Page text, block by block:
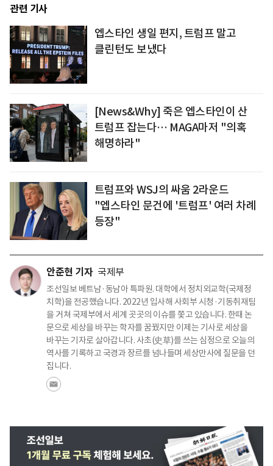
관련 기사
엡스타인 생일 편지, 트럼프 말고
클린턴도 보냈다
[News&Why] 죽은 엡스타인이 산
트럼프 잡는다… MAGA마저 "의혹
해명하라"
트럼프와 WSJ의 싸움 2라운드
"엡스타인 문건에 '트럼프' 여러 차례
등장"
안준현 기자 국제부
조선일보 베트남·동남아 특파원. 대학에서 정치외교학(국제정
치학)을 전공했습니다. 2022년 입사해 사회부 시청·기동취재팀
을 거쳐 국제부에서 세계 곳곳의 이슈를 쫓고 있습니다. 한때 논
문으로 세상을 바꾸는 학자를 꿈꿨지만 이제는 기사로 세상을
바꾸는 기자로 살아갑니다. 사초(史草)를 쓰는 심정으로 오늘의
역사를 기록하고 국경과 장르를 넘나들며 세상만사에 질문을 던
집니다.